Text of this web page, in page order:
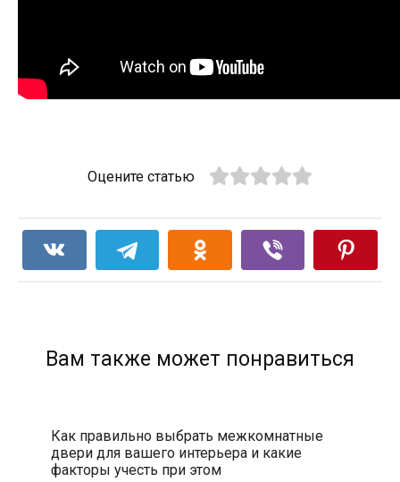
Оцените статью
Вам также может понравиться
Как правильно выбрать межкомнатные
двери для вашего интерьера и какие
факторы учесть при этом